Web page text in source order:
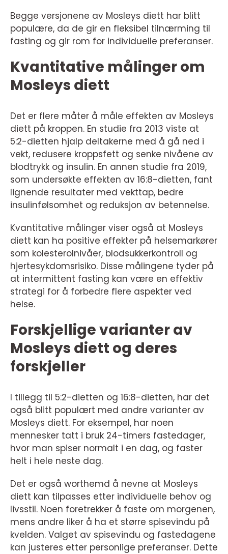
Begge versjonene av Mosleys diett har blitt
populære, da de gir en fleksibel tilnærming til
fasting og gir rom for individuelle preferanser.
Kvantitative målinger om
Mosleys diett
Det er flere måter å måle effekten av Mosleys
diett på kroppen. En studie fra 2013 viste at
5:2-dietten hjalp deltakerne med å gå ned i
vekt, redusere kroppsfett og senke nivåene av
blodtrykk og insulin. En annen studie fra 2019,
som undersøkte effekten av 16:8-dietten, fant
lignende resultater med vekttap, bedre
insulinfølsomhet og reduksjon av betennelse.
Kvantitative målinger viser også at Mosleys
diett kan ha positive effekter på helsemarkører
som kolesterolnivåer, blodsukkerkontroll og
hjertesykdomsrisiko. Disse målingene tyder på
at intermittent fasting kan være en effektiv
strategi for å forbedre flere aspekter ved
helse.
Forskjellige varianter av
Mosleys diett og deres
forskjeller
I tillegg til 5:2-dietten og 16:8-dietten, har det
også blitt populært med andre varianter av
Mosleys diett. For eksempel, har noen
mennesker tatt i bruk 24-timers fastedager,
hvor man spiser normalt i en dag, og faster
helt i hele neste dag.
Det er også worthemd å nevne at Mosleys
diett kan tilpasses etter individuelle behov og
livsstil. Noen foretrekker å faste om morgenen,
mens andre liker å ha et større spisevindu på
kvelden. Valget av spisevindu og fastedagene
kan justeres etter personlige preferanser. Dette